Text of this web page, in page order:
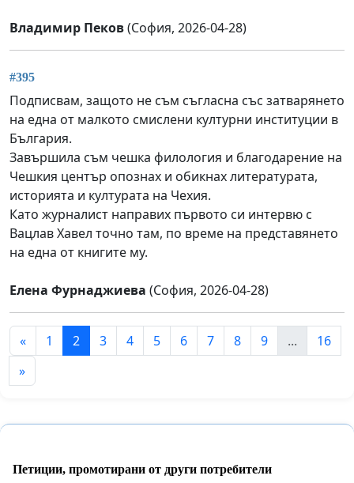
Владимир Пеков(София, 2026-04-28)
#395
Подписвам, защото не съм съгласна със затварянето
на една от малкото смислени културни институции в
България.
Завършила съм чешка филология и благодарение на
Чешкия център опознах и обикнах литературата,
историята и културата на Чехия.
Като журналист направих първото си интервю с
Вацлав Хавел точно там, по време на представянето
на една от книгите му.
Елена Фурнаджиева (София, 2026-04-28)
« 1 2 3 4 5 6 7 8 9 ...
16
»
Петиции, промотирани от други потребители